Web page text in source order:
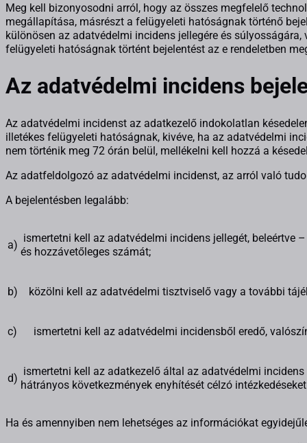
Meg kell bizonyosodni arról, hogy az összes megfelelő
megállapítása, másrészt a felügyeleti hatóságnak történő
különösen az adatvédelmi incidens jellegére és
felügyeleti hatóságnak történt bejelentést az e rendeletben
Az adatvédelmi incidens
Az adatvédelmi incidenst az adatkezelő indokolatlan
illetékes felügyeleti hatóságnak, kivéve, ha az adatvédelmi
nem történik meg 72 órán belül, mellékelni kell hozzá a
Az adatfeldolgozó az adatvédelmi incidenst, az arról való
A bejelentésben legalább:
a)
ismertetni kell az adatvédelmi incidens jellegét, beleértve
és hozzávetőleges számát;
b) közölni kell az adatvédelmi tisztviselő vagy a további
c) ismertetni kell az adatvédelmi incidensből eredő,
d)
ismertetni kell az adatkezelő által az adatvédelmi
hátrányos következmények enyhítését célzó
Ha és amennyiben nem lehetséges az információkat